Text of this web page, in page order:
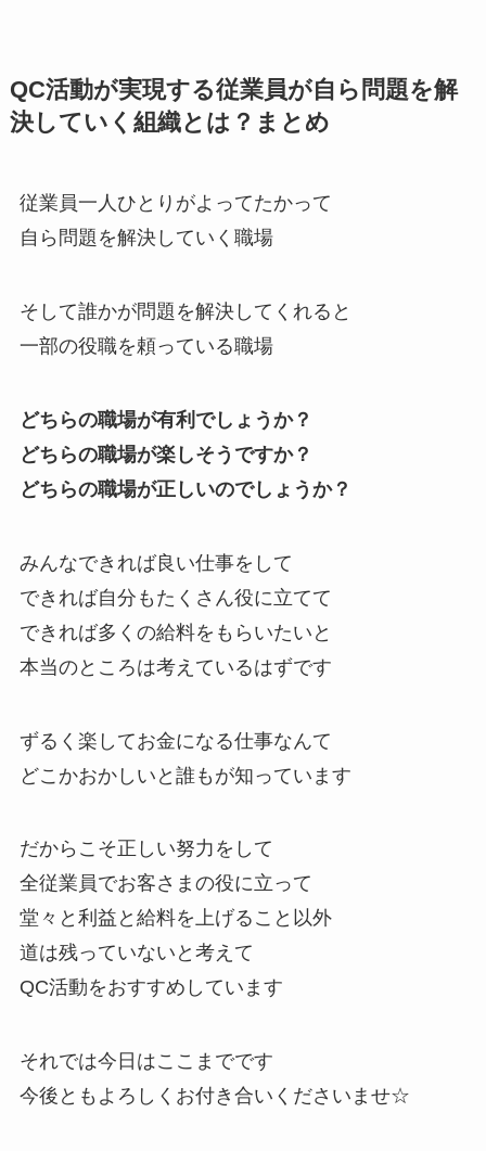
QC活動が実現する従業員が自ら問題を解
決していく組織とは？まとめ
従業員一人ひとりがよってたかって
自ら問題を解決していく職場
そして誰かが問題を解決してくれると
一部の役職を頼っている職場
どちらの職場が有利でしょうか？
どちらの職場が楽しそうですか？
どちらの職場が正しいのでしょうか？
みんなできれば良い仕事をして
できれば自分もたくさん役に立てて
できれば多くの給料をもらいたいと
本当のところは考えているはずです
ずるく楽してお金になる仕事なんて
どこかおかしいと誰もが知っています
だからこそ正しい努力をして
全従業員でお客さまの役に立って
堂々と利益と給料を上げること以外
道は残っていないと考えて
QC活動をおすすめしています
それでは今日はここまでです
今後ともよろしくお付き合いくださいませ☆